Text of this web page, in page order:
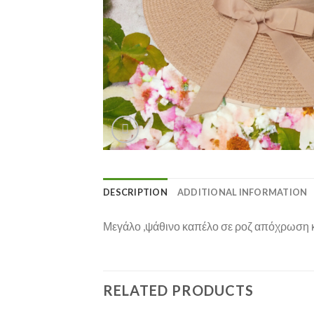
DESCRIPTION ADDITIONAL INFORMATION
Μεγάλο ,ψάθινο καπέλο σε ροζ απόχρωση
RELATED PRODUCTS